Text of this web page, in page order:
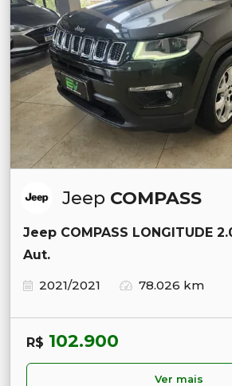
Jeep COMPASS
Jeep COMPASS LONGITUDE
Aut.
2021/2021
78.026 km
R$ 102.900
Ver mais